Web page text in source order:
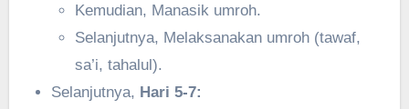
Kemudian, Manasik umroh.
Selanjutnya, Melaksanakan umroh (tawaf,
sa’i, tahalul).
Selanjutnya, Hari 5-7: